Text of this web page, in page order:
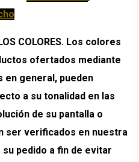
COLORES. Los colores
ofertados mediante
en general, pueden
a su tonalidad en las
de su pantalla o
ser verificados en nuestra
pedido a fin de evitar